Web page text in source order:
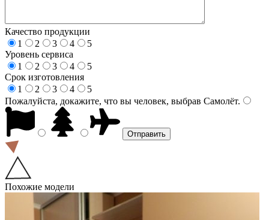
Качество продукции
1
2 3 4
5
Уровень сервиса
1
2 3 4
5
Срок изготовления
1
2 3 4
5
Пожалуйста, докажите, что вы человек, выбрав Самолёт.
Похожие модели